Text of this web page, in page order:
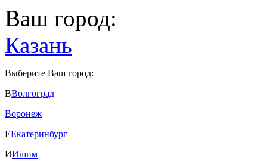
Ваш город:
Казань
Выберите Ваш город:
ВВолгоград
Воронеж
ЕЕкатеринбург
ИИшим